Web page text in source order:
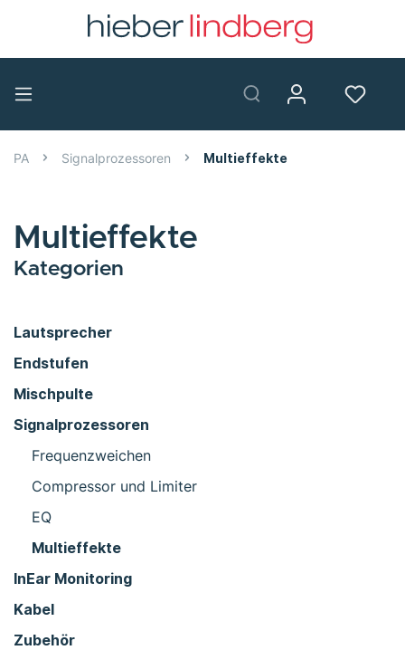
PA Signalprozessoren Multieffekte
Multieffekte
Kategorien
Lautsprecher
Endstufen
Mischpulte
Signalprozessoren
Frequenzweichen
Compressor und Limiter
EQ
Multieffekte
InEar Monitoring
Kabel
Zubehör